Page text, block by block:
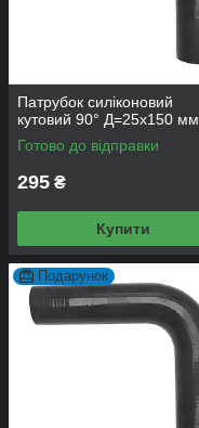
Патрубок силіконовий
кутовий 90° Д=25х150 мм
Готово до відправки
295 ₴
Купити
Подарунок